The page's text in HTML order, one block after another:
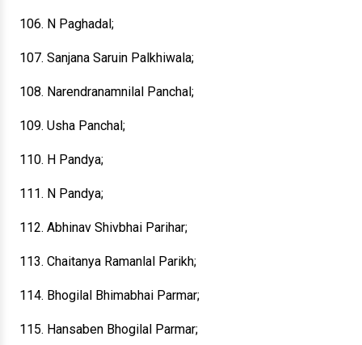
106. N Paghadal;
107. Sanjana Saruin Palkhiwala;
108. Narendranamnilal Panchal;
109. Usha Panchal;
110. H Pandya;
111. N Pandya;
112. Abhinav Shivbhai Parihar;
113. Chaitanya Ramanlal Parikh;
114. Bhogilal Bhimabhai Parmar;
115. Hansaben Bhogilal Parmar;